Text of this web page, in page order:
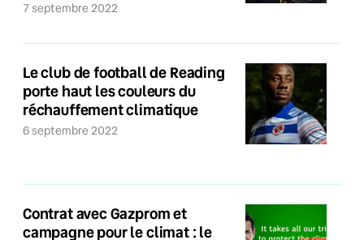
7 septembre 2022
Le club de football de Reading
porte haut les couleurs du
réchauffement climatique
6 septembre 2022
Contrat avec Gazprom et
campagne pour le climat : le